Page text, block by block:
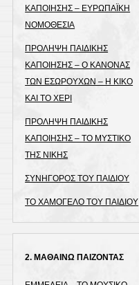
ΚΑΠΟΙΗΣΗΣ – ΕΥΡΩΠΑΪΚΗ
ΝΟΜΟΘΕΣΙΑ
ΠΡΟΛΗΨΗ ΠΑΙΔΙΚΗΣ
ΚΑΠΟΙΗΣΗΣ – Ο ΚΑΝΟΝΑΣ
ΤΩΝ ΕΣΩΡΟΥΧΩΝ – Η ΚΙΚΟ
ΚΑΙ ΤΟ ΧΕΡΙ
ΠΡΟΛΗΨΗ ΠΑΙΔΙΚΗΣ
ΚΑΠΟΙΗΣΗΣ – ΤΟ ΜΥΣΤΙΚΟ
ΤΗΣ ΝΙΚΗΣ
ΣΥΝΗΓΟΡΟΣ ΤΟΥ ΠΑΙΔΙΟΥ
ΤΟ ΧΑΜΟΓΕΛΟ ΤΟΥ ΠΑΙΔΙΟΥ
2. ΜΑΘΑΙΝΩ ΠΑΙΖΟΝΤΑΣ